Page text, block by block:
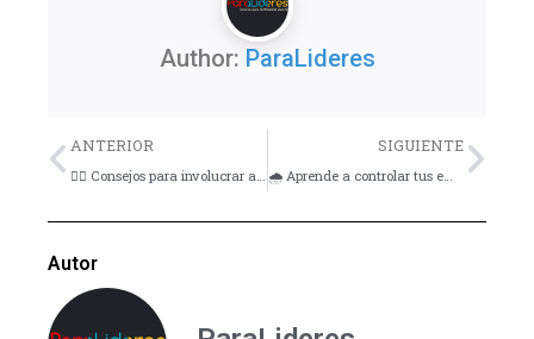
Author: ParaLideres
Previo
ANTERIOR
🙋‍♂️ Consejos para involucrar a los jóvenes cristianos
SIGUIENTE
🌧️ Aprende a controlar tus emociones – Yokoi Kenji
Autor